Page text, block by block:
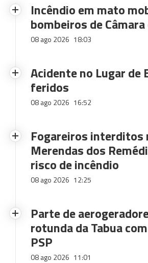
Incêndio em mato
bombeiros de
08 ago 2026 18:03
Acidente no Lugar de
feridos
08 ago 2026 16:52
Fogareiros interditos
Merendas dos
risco de incêndio
08 ago 2026 12:25
Parte de
rotunda da Tabua
PSP
08 ago 2026 11:01